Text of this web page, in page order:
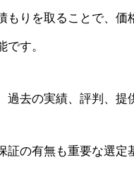
もりを取ることで、
す。
過去の実績、評判、提
証の有無も重要な選定